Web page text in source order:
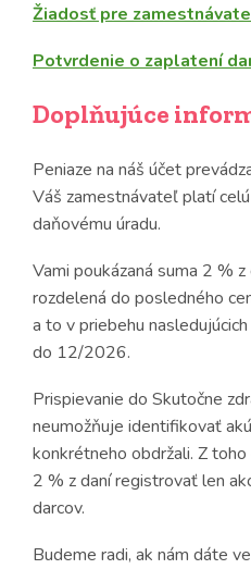
Žiadosť pre
Potvrdenie o zaplatení
Doplňujúce
Peniaze na náš účet
Váš zamestnávateľ platí
daňovému úradu.
Vami poukázaná suma 2 %
rozdelená do posledného
a to v priebehu
do 12/2026.
Prispievanie do Skutočne
neumožňuje identifikovať
konkrétneho obdržali. Z
2 % z daní registrovať len
darcov.
Budeme radi, ak nám dáte